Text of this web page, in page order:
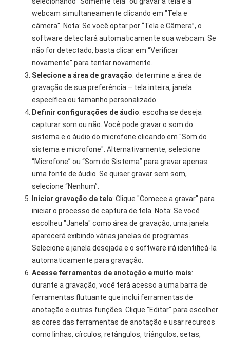
webcam simultaneamente clicando em "Tela e
câmera". Nota: Se você optar por “Tela e Câmera”, o
software detectará automaticamente sua webcam. Se
não for detectado, basta clicar em “Verificar
novamente” para tentar novamente.
Selecione a área de gravação: determine a área de
gravação de sua preferência – tela inteira, janela
específica ou tamanho personalizado.
Definir configurações de áudio: escolha se deseja
capturar som ou não. Você pode gravar o som do
sistema e o áudio do microfone clicando em "Som do
sistema e microfone". Alternativamente, selecione
“Microfone” ou “Som do Sistema” para gravar apenas
uma fonte de áudio. Se quiser gravar sem som,
selecione “Nenhum”.
Iniciar gravação de tela: Clique"Comece a gravar" para
iniciar o processo de captura de tela. Nota: Se você
escolheu "Janela" como área de gravação, uma janela
aparecerá exibindo várias janelas de programas.
Selecione a janela desejada e o software irá identificá-la
automaticamente para gravação.
Acesse ferramentas de anotação e muito mais:
durante a gravação, você terá acesso a uma barra de
ferramentas flutuante que inclui ferramentas de
anotação e outras funções. Clique"Editar" para escolher
as cores das ferramentas de anotação e usar recursos
como linhas, círculos, retângulos, triângulos, setas,